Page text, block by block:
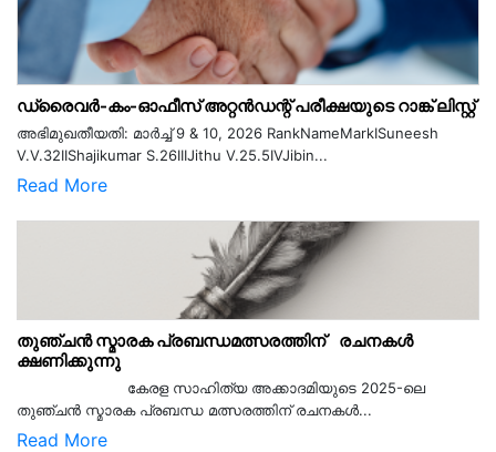
ഡ്രൈവർ-കം-ഓഫീസ് അറ്റൻഡന്റ് പരീക്ഷയുടെ റാങ്ക് ലിസ്റ്റ്
അഭിമുഖതീയതി: മാർച്ച് 9 & 10, 2026 RankNameMarkISuneesh
V.V.32IIShajikumar S.26IIIJithu V.25.5IVJibin...
Read More
തുഞ്ചൻ സ്മാരക പ്രബന്ധമത്സരത്തിന് രചനകൾ
ക്ഷണിക്കുന്നു
കേരള സാഹിത്യ അക്കാദമിയുടെ 2025-ലെ
തുഞ്ചൻ സ്മാരക പ്രബന്ധ മത്സരത്തിന് രചനകൾ...
Read More